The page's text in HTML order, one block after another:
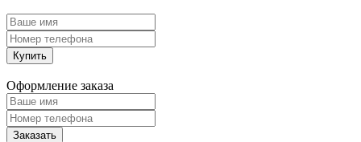
Купить
Оформление заказа
Заказать